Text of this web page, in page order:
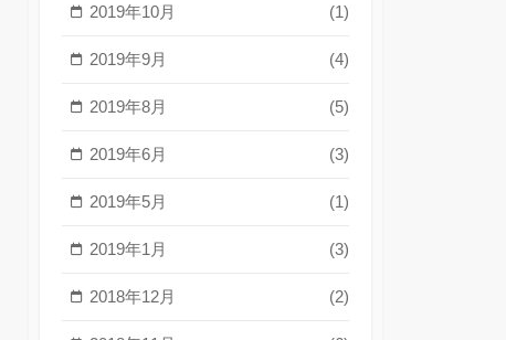
2019年10月 (1)
2019年9月 (4)
2019年8月 (5)
2019年6月 (3)
2019年5月 (1)
2019年1月 (3)
2018年12月 (2)